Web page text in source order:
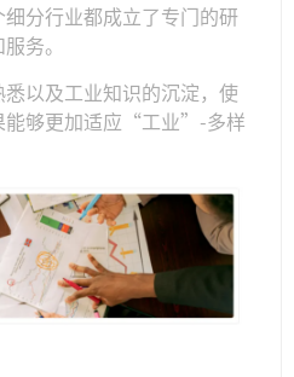
分行业都成立了专门的研
务。
以及工业知识的沉淀，使
够更加适应 “工业”-多样